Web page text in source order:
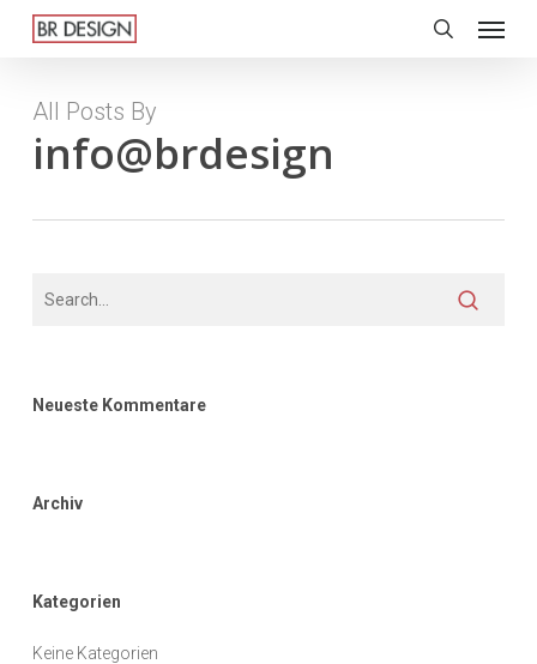
contentAll Posts By
info@brdesign
Neueste Kommentare
Archiv
Kategorien
Keine Kategorien